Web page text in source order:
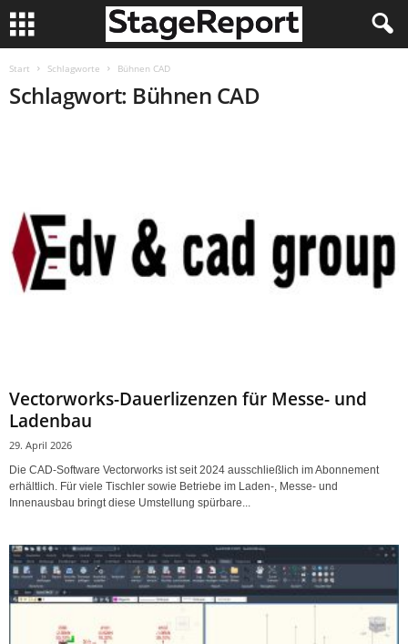
Start Schlagworte Bühnen CAD
Schlagwort: Bühnen CAD
Vectorworks-Dauerlizenzen für Messe- und
Ladenbau
29. April 2026
Die CAD-Software Vectorworks ist seit 2024 ausschließlich im Abonnement
erhältlich. Für viele Tischler sowie Betriebe im Laden-, Messe- und
Innenausbau bringt diese Umstellung spürbare...